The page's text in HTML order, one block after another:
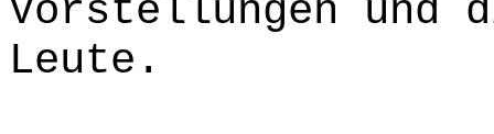
Vorstellungen und
Leute.